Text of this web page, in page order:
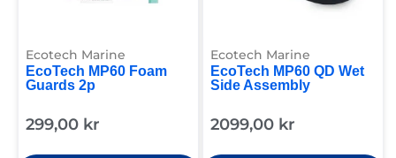
EcoTech MP60 Foam
Guards 2p
299,00 kr
Ecotech Marine
EcoTech MP60 QD Wet
Side Assembly
2099,00 kr
Ecotech Marine